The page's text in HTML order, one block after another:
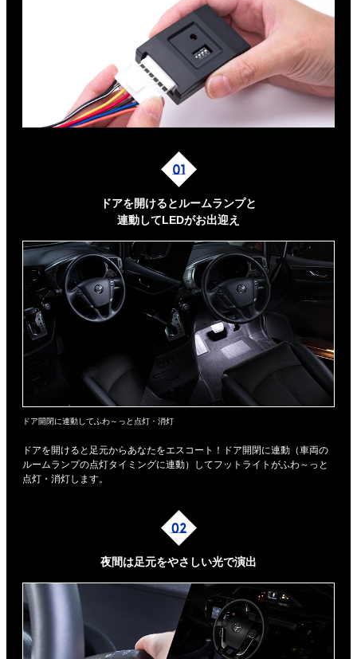
ドアを開けるとルームランプと
連動してLEDがお出迎え
ドア開閉に連動してふわ～っと点灯・消灯
ドアを開けると足元からあなたをエスコート！ドア開閉に連動（車両の
ルームランプの点灯タイミングに連動）してフットライトがふわ～っと
点灯・消灯します。
夜間は足元をやさしい光で演出